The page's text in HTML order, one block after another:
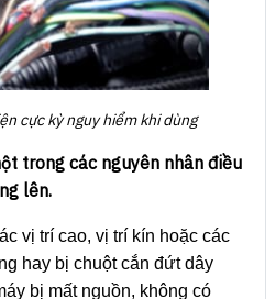
cực kỳ nguy hiểm khi dùng
trong các nguyên nhân điều
lên.
vị trí cao, vị trí kín hoặc các
hay bị chuột cắn đứt dây
bị mất nguồn, không có